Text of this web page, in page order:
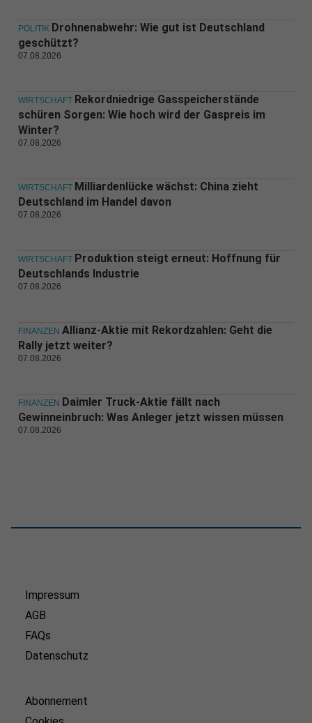
POLITIK Drohnenabwehr: Wie gut ist Deutschland
geschützt?
07.08.2026
WIRTSCHAFT Rekordniedrige Gasspeicherstände
schüren Sorgen: Wie hoch wird der Gaspreis im
Winter?
07.08.2026
WIRTSCHAFT Milliardenlücke wächst: China zieht
Deutschland im Handel davon
07.08.2026
WIRTSCHAFT Produktion steigt erneut: Hoffnung für
Deutschlands Industrie
07.08.2026
FINANZEN Allianz-Aktie mit Rekordzahlen: Geht die
Rally jetzt weiter?
07.08.2026
FINANZEN Daimler Truck-Aktie fällt nach
Gewinneinbruch: Was Anleger jetzt wissen müssen
07.08.2026
Impressum
AGB
FAQs
Datenschutz
Abonnement